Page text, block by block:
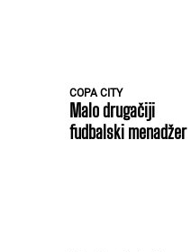
COPA CITY
Malo drugačiji
fudbalski menadžer